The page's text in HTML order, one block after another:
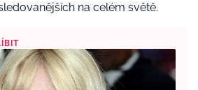
na celém světě.